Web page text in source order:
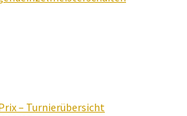
– Turnierübersicht